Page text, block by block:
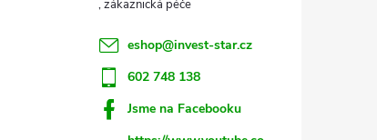
eshop@invest-star.cz
602 748 138
Jsme na Facebooku